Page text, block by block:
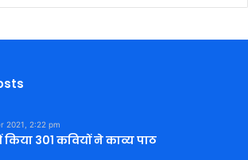
2021, 2:22 pm
301 कवियों ने काव्य पाठ